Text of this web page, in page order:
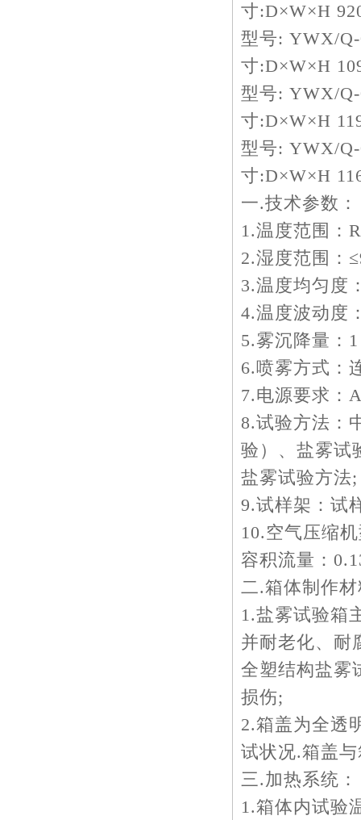
寸:D×W×H
型号: YWX/
寸:D×W×H
型号: YWX/
寸:D×W×H
型号: YWX/
寸:D×W×H
一.技术参数：
1.温度范围
2.湿度范围：
3.温度均匀度
4.温度波动度
5.雾沉降量：
6.喷雾方式：
7.电源要求：
8.试验方法：
验）、盐雾试
盐雾试验方法;
9.试样架：试
10.空气压缩
容积流量：
二.箱体制作
1.盐雾试验箱
并耐老化、耐
全塑结构盐雾
损伤;
2.箱盖为全透
试状况.箱盖
三.加热系统：
1.箱体内试验